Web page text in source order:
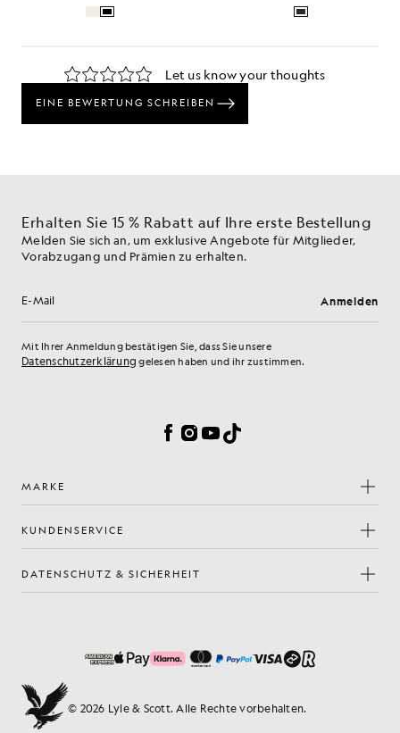
Erhalten Sie 15 % Rabatt auf Ihre erste Bestellung
Melden Sie sich an, um exklusive Angebote für Mitglieder,
Vorabzugang und Prämien zu erhalten.
E-Mail-Adresse Anmelden
Mit Ihrer Anmeldung bestätigen Sie, dass Sie unsere
Datenschutzerklärung gelesen haben und ihr zustimmen.
Facebook
Instagram
YouTube
TikTok
MARKE
KUNDENSERVICE
DATENSCHUTZ & SICHERHEIT
© 2026 Lyle & Scott. Alle Rechte vorbehalten.